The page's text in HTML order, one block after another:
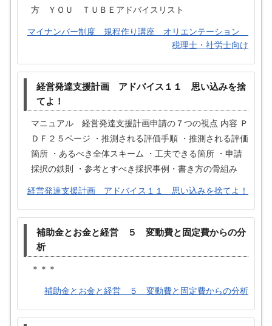
方 ＹＯＵ ＴＵＢＥアドバイスリスト
マイナンバー制度 規程作り講座 オリエンテーション
税理士・社労士向け
経営発達支援計画 アドバイス１１ 思い込みを捨
てよ！
マニュアル 経営発達支援計画申請の７つの視点 内容 Ｐ
ＤＦ２５ページ ・推測される評価手順 ・推測される評価
箇所 ・あるべき全体スキーム ・工夫できる箇所 ・申請
採択の鉄則 ・参考とすべき採択事例・書き方の骨組み
経営発達支援計画 アドバイス１１ 思い込みを捨てよ！
補助金とお金と経営 ５ 変動費と固定費からの分
析
＊＊＊
補助金とお金と経営 ５ 変動費と固定費からの分析